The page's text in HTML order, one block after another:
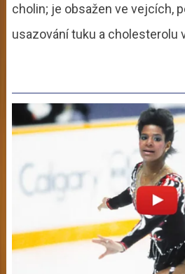
cholin; je obsažen ve vejcích,
usazování tuku a cholesterolu